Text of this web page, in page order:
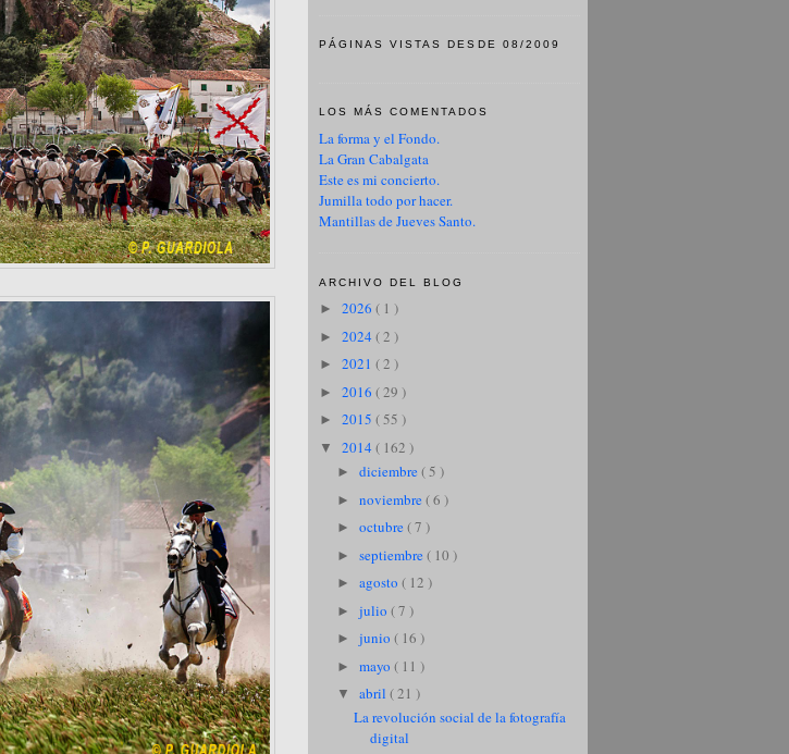
PÁGINAS VISTAS DESDE 08/2009
LOS MÁS COMENTADOS
La forma y el Fondo.
La Gran Cabalgata
Este es mi concierto.
Jumilla todo por hacer.
Mantillas de Jueves Santo.
ARCHIVO DEL BLOG
► 2026 ( 1 )
► 2024 ( 2 )
► 2021 ( 2 )
► 2016 ( 29 )
► 2015 ( 55 )
▼ 2014 ( 162 )
► diciembre( 5 )
► noviembre( 6 )
► octubre( 7 )
► septiembre( 10 )
► agosto ( 12 )
► julio ( 7 )
► junio ( 16 )
► mayo ( 11 )
▼ abril ( 21 )
La revolución social de la fotografía
digital